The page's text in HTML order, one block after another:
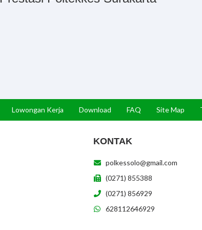
Lowongan Kerja Download FAQ Site Map
KONTAK
polkessolo@gmail.com
(0271) 855388
(0271) 856929
628112646929